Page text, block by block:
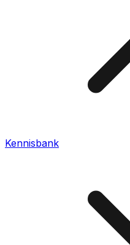
Kennisbank